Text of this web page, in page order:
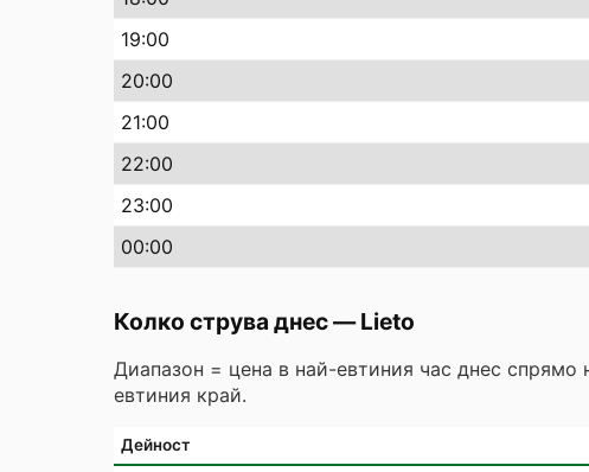
19:00
20:00
21:00
22:00
23:00
00:00
Колко струва днес—Lieto
Диапазон = цена в най-евтиния час днес
евтиния край.
Дейност